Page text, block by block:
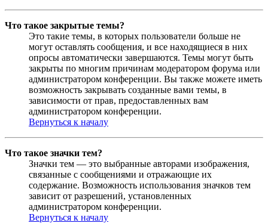
Что такое закрытые темы?
Это такие темы, в которых пользователи больше не
могут оставлять сообщения, и все находящиеся в них
опросы автоматически завершаются. Темы могут быть
закрыты по многим причинам модератором форума или
администратором конференции. Вы также можете иметь
возможность закрывать созданные вами темы, в
зависимости от прав, предоставленных вам
администратором конференции.
Вернуться к началу
Что такое значки тем?
Значки тем — это выбранные авторами изображения,
связанные с сообщениями и отражающие их
содержание. Возможность использования значков тем
зависит от разрешений, установленных
администратором конференции.
Вернуться к началу